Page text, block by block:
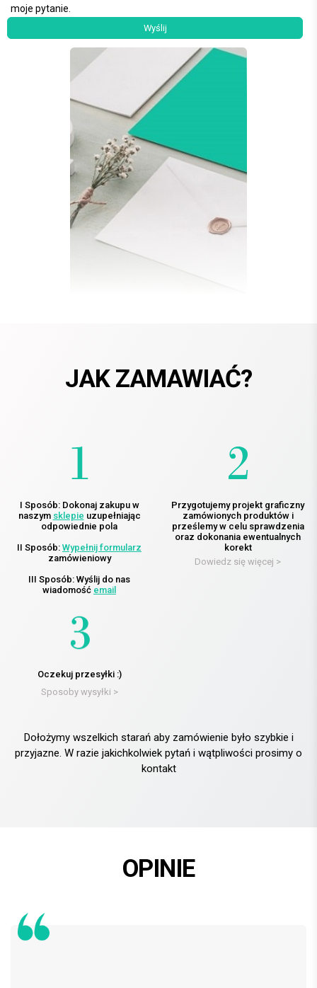
moje pytanie.
JAK ZAMAWIAĆ?
I Sposób: Dokonaj zakupu w
naszym sklepie uzupełniając
odpowiednie pola
II Sposób: Wypełnij formularz
zamówieniowy
III Sposób: Wyślij do nas
wiadomość email
Przygotujemy projekt graficzny
zamówionych produktów i
prześlemy w celu sprawdzenia
oraz dokonania ewentualnych
korekt
Dowiedz się więcej >
Oczekuj przesyłki :)
Sposoby wysyłki >
Dołożymy wszelkich starań aby zamówienie było szybkie i
przyjazne. W razie jakichkolwiek pytań i wątpliwości prosimy o
kontakt
OPINIE